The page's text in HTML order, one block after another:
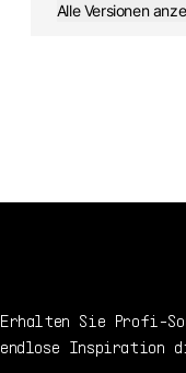
Alle Versionen
Erhalten Sie Profi-
endlose Inspiration